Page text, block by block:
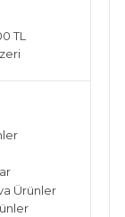
TL
Ürünler